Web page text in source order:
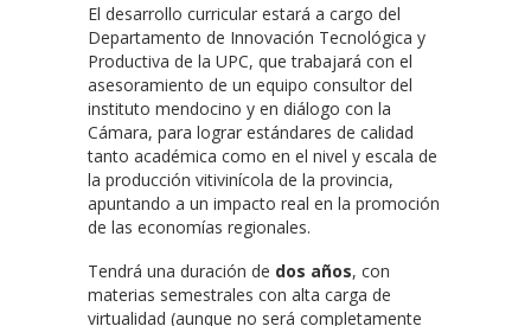
El desarrollo curricular estará a cargo del
Departamento de Innovación Tecnológica y
Productiva de la UPC, que trabajará con el
asesoramiento de un equipo consultor del
instituto mendocino y en diálogo con la
Cámara, para lograr estándares de calidad
tanto académica como en el nivel y escala de
la producción vitivinícola de la provincia,
apuntando a un impacto real en la promoción
de las economías regionales.
Tendrá una duración de dos años, con
materias semestrales con alta carga de
virtualidad (aunque no será completamente